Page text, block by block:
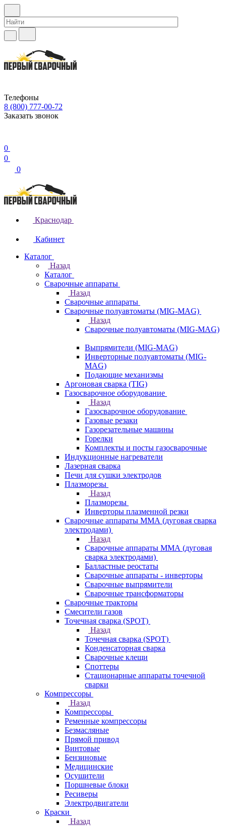
Телефоны
8 (800) 777-00-72
Заказать звонок
0
0
0
Краснодар
Кабинет
Каталог
Назад
Каталог
Сварочные аппараты
Назад
Сварочные аппараты
Сварочные полуавтоматы (MIG-MAG)
Назад
Сварочные полуавтоматы (MIG-MAG)
Выпрямители (MIG-MAG)
Инверторные полуавтоматы (MIG-
MAG)
Подающие механизмы
Аргоновая сварка (TIG)
Газосварочное оборудование
Назад
Газосварочное оборудование
Газовые резаки
Газорезательные машины
Горелки
Комплекты и посты газосварочные
Индукционные нагреватели
Лазерная сварка
Печи для сушки электродов
Плазморезы
Назад
Плазморезы
Инверторы плазменной резки
Сварочные аппараты ММА (дуговая сварка
электродами)
Назад
Сварочные аппараты ММА (дуговая
сварка электродами)
Балластные реостаты
Сварочные аппараты - инверторы
Сварочные выпрямители
Сварочные трансформаторы
Сварочные тракторы
Смесители газов
Точечная сварка (SPOT)
Назад
Точечная сварка (SPOT)
Конденсаторная сварка
Сварочные клещи
Споттеры
Стационарные аппараты точечной
сварки
Компрессоры
Назад
Компрессоры
Ременные компрессоры
Безмасляные
Прямой привод
Винтовые
Бензиновые
Медицинские
Осушители
Поршневые блоки
Ресиверы
Электродвигатели
Краски
Назад